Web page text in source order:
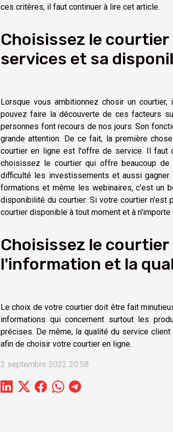
ces critères, il faut continuer à lire cet article.
Choisissez le
services et sa
Lorsque vous ambitionnez chosir un
pouvez faire la découverte de ces facteurs
personnes font recours de nos jours. Son
grande attention. De ce fait, la première
courtier en ligne est l'offre de service. Il faut
choisissez le courtier qui offre beaucoup
difficulté les investissements et aussi
formations et même les webinaires, c'est un
disponibilité du courtier. Si votre courtier n'est
courtier disponible à tout moment et à n'importe
Choisissez le
l'information et la
Le choix de votre courtier doit être fait
informations qui concernent surtout les
précises. De même, la qualité du service
afin de choisir votre courtier en ligne.
2 septembre 2022 20:58